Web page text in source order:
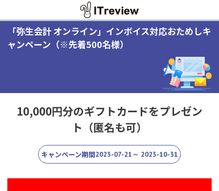
「弥生会計 オンライン」インボイス対応おためしキ
ャンペーン（※先着500名様）
10,000円分のギフトカードをプレゼン
ト（匿名も可）
キャンペーン期間2023-07-21～ 2023-10-31